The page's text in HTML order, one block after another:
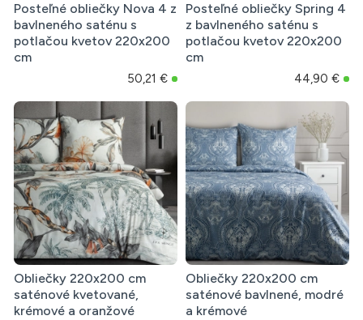
Posteľné obliečky Nova 4 z
bavlneného saténu s
potlačou kvetov 220x200
cm
50,21 €
Posteľné obliečky Spring 4
z bavlneného saténu s
potlačou kvetov 220x200
cm
44,90 €
Obliečky 220x200 cm
saténové kvetované,
krémové a oranžové
Obliečky 220x200 cm
saténové bavlnené, modré
a krémové